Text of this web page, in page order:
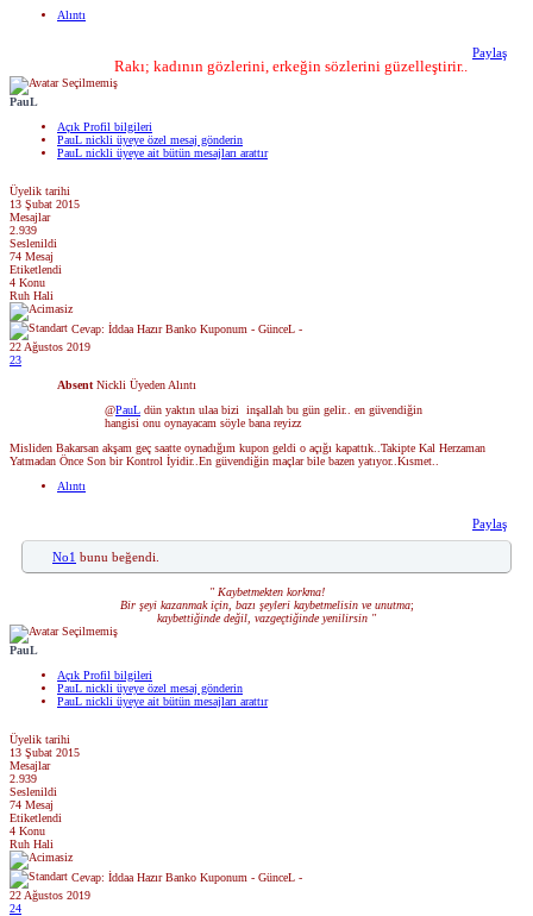
Alıntı
Paylaş
Rakı; kadının gözlerini, erkeğin sözlerini güzelleştirir..
PauL
Açık Profil bilgileri
PauL nickli üyeye özel mesaj gönderin
PauL nickli üyeye ait bütün mesajları arattır
Üyelik tarihi
13 Şubat 2015
Mesajlar
2.939
Seslenildi
74 Mesaj
Etiketlendi
4 Konu
Ruh Hali
Cevap: İddaa Hazır Banko Kuponum - GünceL -
22 Ağustos 2019
23
Absent Nickli Üyeden Alıntı
@PauL dün yaktın ulaa bizi
inşallah bu gün gelir.. en güvendiğin
hangisi onu oynayacam söyle bana reyizz
Misliden Bakarsan akşam geç saatte oynadığım kupon geldi o açığı kapattık..Takipte Kal Herzaman
Yatmadan Önce Son bir Kontrol İyidir..En güvendiğin maçlar bile bazen yatıyor..Kısmet..
Alıntı
Paylaş
No1 bunu beğendi.
" Kaybetmekten korkma!
Bir şeyi kazanmak için, bazı şeyleri kaybetmelisin ve unutma;
kaybettiğinde değil, vazgeçtiğinde yenilirsin "
PauL
Açık Profil bilgileri
PauL nickli üyeye özel mesaj gönderin
PauL nickli üyeye ait bütün mesajları arattır
Üyelik tarihi
13 Şubat 2015
Mesajlar
2.939
Seslenildi
74 Mesaj
Etiketlendi
4 Konu
Ruh Hali
Cevap: İddaa Hazır Banko Kuponum - GünceL -
22 Ağustos 2019
24